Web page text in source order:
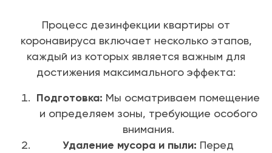
Процесс дезинфекции квартиры от
коронавируса включает несколько этапов,
каждый из которых является важным для
достижения максимального эффекта:
Подготовка: Мы осматриваем помещение
и определяем зоны, требующие особого
внимания.
Удаление мусора и пыли: Перед